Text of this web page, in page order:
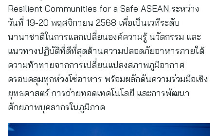
Resilient Communities for a Safe ASEAN ระหว่าง
วันที่ 19-20 พฤศจิกายน 2568 เพื่อเป็นเวทีระดับ
นานาชาติในการแลกเปลี่ยนองค์ความรู้ นวัตกรรม และ
แนวทางปฏิบัติที่ดีที่สุดด้านความปลอดภัยอาหารภายใต้
ความท้าทายจากการเปลี่ยนแปลงสภาพภูมิอากาศ
ครอบคลุมทุกห่วงโซ่อาหาร พร้อมผลักดันความร่วมมือเชิง
ยุทธศาสตร์ การถ่ายทอดเทคโนโลยี และการพัฒนา
ศักยภาพบุคลากรในภูมิภาค